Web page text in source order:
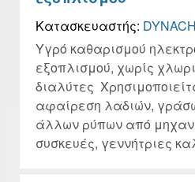
Κατασκευαστής:
Υγρό καθαρισμού
εξοπλισμού, χωρίς
διαλύτες
αφαίρεση λαδιών,
άλλων ρύπων από
συσκευές, γεννήτριες